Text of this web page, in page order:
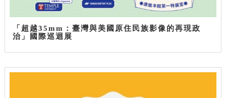
「超越35mm：臺灣與美國原住民族影像的再現政
治」國際巡迴展